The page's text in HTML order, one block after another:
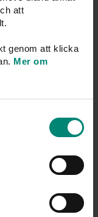
att
genom att klicka
Mer om
läge där man